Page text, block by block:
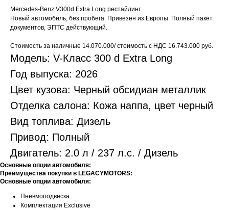
Mercedes-Benz V300d Extra Long рестайлинг.
Новый автомобиль, без пробега. Привезен из Европы. Полный пакет
документов, ЭПТС действующий.
Стоимость за наличные 14.070.000/ стоимость с НДС 16.743.000 руб.
Модель: V-Класс 300 d Extra Long
Год выпуска: 2026
Цвет кузова: Черный обсидиан металлик
Отделка салона: Кожа наппа, цвет черный
Вид топлива: Дизель
Привод: Полный
Двигатель: 2.0 л / 237 л.с. / Дизель
Основные опции автомобиля:
Преимущества покупки в LEGACYMOTORS:
Основные опции автомобиля:
Пневмоподвеска
Комплектация Exclusive